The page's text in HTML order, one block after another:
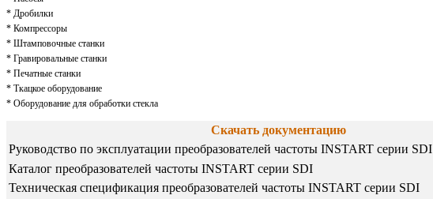
* Дробилки
* Компрессоры
* Штамповочные станки
* Гравировальные станки
* Печатные станки
* Ткацкое оборудование
* Оборудование для обработки стекла
Скачать документацию
Руководство по эксплуатации преобразователей частоты INSTART серии SDI
Каталог преобразователей частоты INSTART серии SDI
Техническая спецификация преобразователей частоты INSTART серии SDI